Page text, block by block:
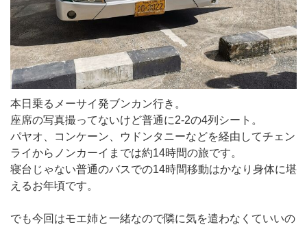
本日乗るメーサイ発ブンカン行き。
座席の写真撮ってないけど普通に2-2の4列シート。
パヤオ、コンケーン、ウドンタニーなどを経由してチェン
ライからノンカーイまでは約14時間の旅です。
寝台じゃない普通のバスでの14時間移動はかなり身体に堪
えるお年頃です。
でも今回はモエ姉と一緒なので隣に気を遣わなくていいの